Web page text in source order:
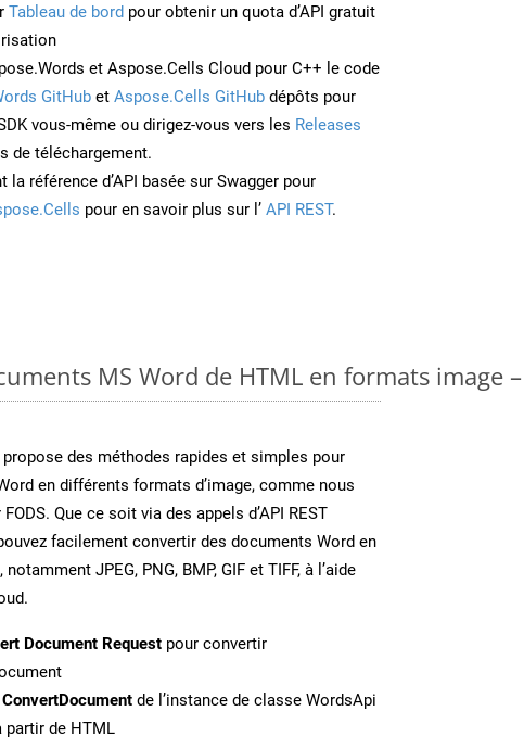
Tableau de bord pour obtenir un quota d’API gratuit
et Aspose.Cells Cloud pour C++ le code
GitHub et Aspose.Cells GitHub dépôts pour
vous-même ou dirigez-vous vers les Releases
de téléchargement.
la référence d’API basée sur Swagger pour
pour en savoir plus sur l’ API REST.
MS Word de HTML en formats image
des méthodes rapides et simples pour
en différents formats d’image, comme nous
Que ce soit via des appels d’API REST
facilement convertir des documents Word en
JPEG, PNG, BMP, GIF et TIFF, à l’aide
Document Request pour convertir
ConvertDocument de l’instance de classe WordsApi
partir de HTML